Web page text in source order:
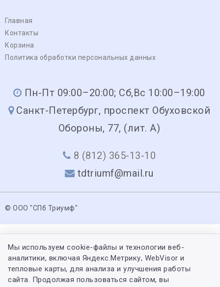
Главная
Контакты
Корзина
Политика обработки персональных данных
Пн-Пт 09:00–20:00; Сб,Вс 10:00–19:00
Санкт-Петербург, проспект Обуховской
Обороны, 77, (лит. А)
8 (812) 365-13-10
tdtriumf@mail.ru
© ООО "СПб Триумф"
Мы используем cookie-файлы и технологии веб-
аналитики, включая Яндекс.Метрику, WebVisor и
тепловые карты, для анализа и улучшения работы
сайта. Продолжая пользоваться сайтом, вы